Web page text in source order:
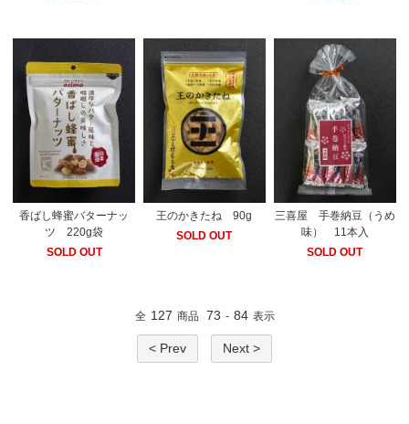
香ばし蜂蜜バターナッ
ツ 220g袋
SOLD OUT
王のかきたね 90g
SOLD OUT
三喜屋 手巻納豆（うめ
味） 11本入
SOLD OUT
全 127 商品 73 - 84 表示
< Prev Next >